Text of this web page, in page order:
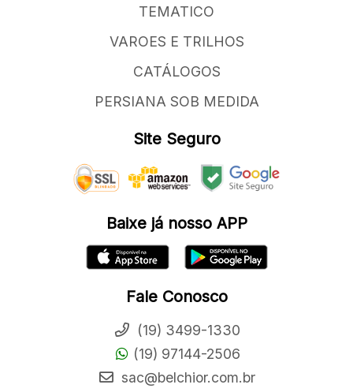
TEMATICO
VAROES E TRILHOS
CATÁLOGOS
PERSIANA SOB MEDIDA
Site Seguro
Baixe já nosso APP
Fale Conosco
(19) 3499-1330
(19) 97144-2506
sac@belchior.com.br